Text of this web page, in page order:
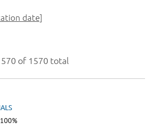
of 1570 total
100%
date]